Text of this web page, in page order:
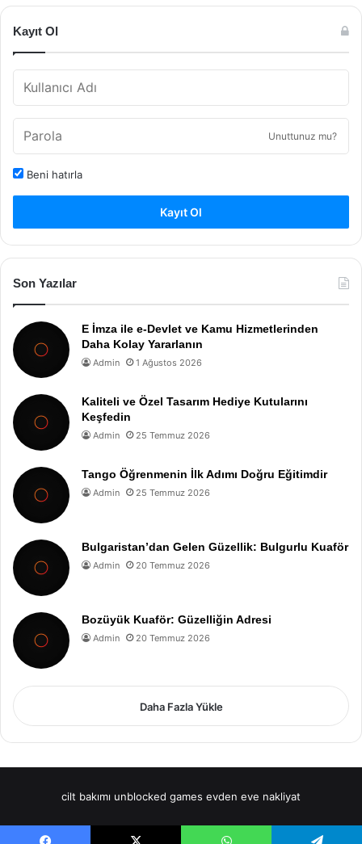
Kayıt Ol
Unuttunuz mu?
Beni hatırla
Kayıt Ol
Son Yazılar
E İmza ile e-Devlet ve Kamu Hizmetlerinden
Daha Kolay Yararlanın
Admin 1 Ağustos 2026
Kaliteli ve Özel Tasarım Hediye Kutularını
Keşfedin
Admin 25 Temmuz 2026
Tango Öğrenmenin İlk Adımı Doğru Eğitimdir
Admin 25 Temmuz 2026
Bulgaristan’dan Gelen Güzellik: Bulgurlu Kuaför
Admin 20 Temmuz 2026
Bozüyük Kuaför: Güzelliğin Adresi
Admin 20 Temmuz 2026
Daha Fazla Yükle
cilt bakımı unblocked games evden eve nakliyat